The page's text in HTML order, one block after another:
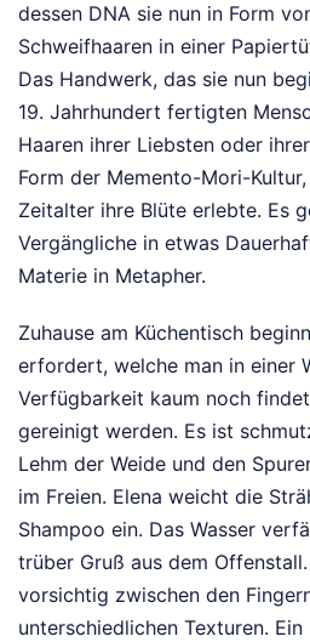
dessen DNA sie nun in Form
Schweifhaaren in einer
Das Handwerk, das sie nun
19. Jahrhundert fertigten
Haaren ihrer Liebsten oder
Form der Memento-Mori-
Zeitalter ihre Blüte erlebte. Es
Vergängliche in etwas
Materie in Metapher.
Zuhause am Küchentisch
erfordert, welche man in einer
Verfügbarkeit kaum noch
gereinigt werden. Es ist
Lehm der Weide und den
im Freien. Elena weicht die
Shampoo ein. Das Wasser
trüber Gruß aus dem
vorsichtig zwischen den
unterschiedlichen Texturen.